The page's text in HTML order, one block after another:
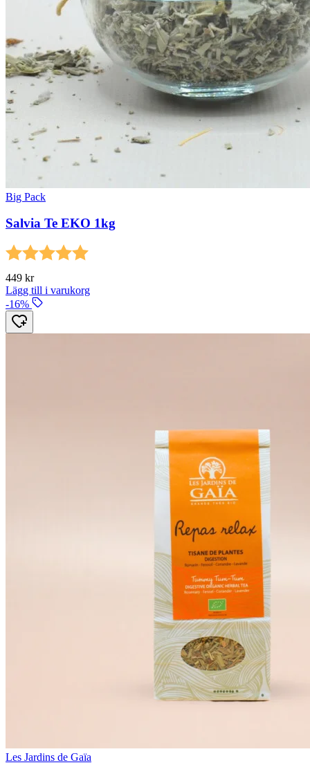
Big Pack
Salvia Te EKO 1kg
Betyg:
449 kr
Lägg till i varukorg
-16%
Les Jardins de Gaïa